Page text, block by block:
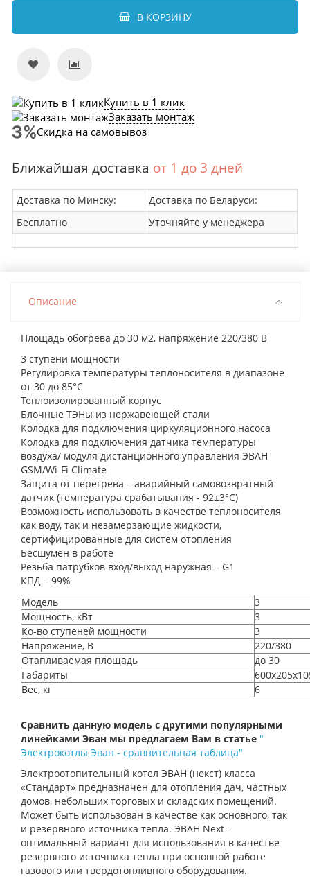
В КОРЗИНУ
Купить в 1 клик
Заказать монтаж
Скидка на самовывоз
Ближайшая доставка от 1 до 3 дней
Доставка по Минску:
Доставка по Беларуси:
Бесплатно
Уточняйте у менеджера
Описание
Площадь обогрева до 30 м2, напряжение 220/380 В
3 ступени мощности
Регулировка температуры теплоносителя в диапазоне
от 30 до 85°С
Теплоизолированный корпус
Блочные ТЭНы из нержавеющей стали
Колодка для подключения циркуляционного насоса
Колодка для подключения датчика температуры
воздуха/ модуля дистанционного управления ЭВАН
GSM/Wi-Fi Climate
Защита от перегрева – аварийный самовозвратный
датчик (температура срабатывания - 92±3°С)
Возможность использовать в качестве теплоносителя
как воду, так и незамерзающие жидкости,
сертифицированные для систем отопления
Бесшумен в работе
Резьба патрубков вход/выход наружная – G1
КПД – 99%
Модель
3
Мощность, кВт
3
Ко-во ступеней мощности
3
Напряжение, В
220/380
Отапливаемая площадь
до 30
Габариты
Вес, кг
6
Сравнить данную модель с другими популярными
линейками Эван мы предлагаем Вам в статье "
Электрокотлы Эван - сравнительная таблица"
Электроотопительный котел ЭВАН (некст) класса
«Стандарт» предназначен для отопления дач, частных
домов, небольших торговых и складских помещений.
Может быть использован в качестве как основного, так
и резервного источника тепла. ЭВАН Next -
оптимальный вариант для использования в качестве
резервного источника тепла при основной работе
газового или твердотопливного оборудования.